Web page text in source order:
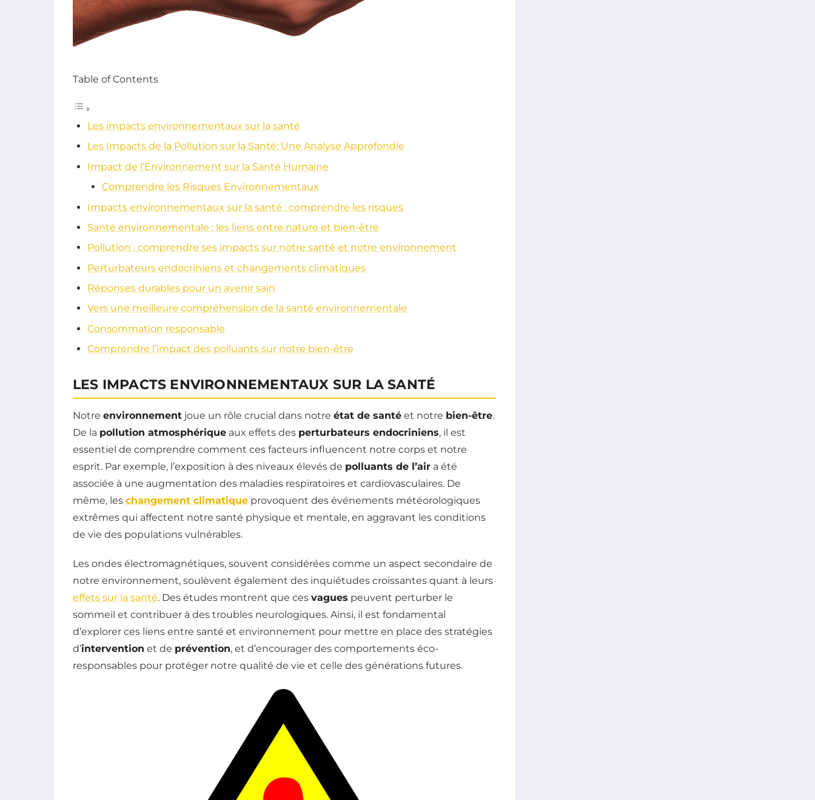
Table of Contents
Les impacts environnementaux sur la santé
Les Impacts de la Pollution sur la Santé: Une Analyse Approfondie
Impact de l’Environnement sur la Santé Humaine
Comprendre les Risques Environnementaux
Impacts environnementaux sur la santé : comprendre les risques
Santé environnementale : les liens entre nature et bien-être
Pollution : comprendre ses impacts sur notre santé et notre environnement
Perturbateurs endocriniens et changements climatiques
Réponses durables pour un avenir sain
Vers une meilleure compréhension de la santé environnementale
Consommation responsable
Comprendre l’impact des polluants sur notre bien-être
LES IMPACTS ENVIRONNEMENTAUX SUR LA SANTÉ
Notre environnement joue un rôle crucial dans notre état de santé et notre bien-être.
De la pollution atmosphérique aux effets des perturbateurs endocriniens, il est
essentiel de comprendre comment ces facteurs influencent notre corps et notre
esprit. Par exemple, l’exposition à des niveaux élevés de polluants de l’air a été
associée à une augmentation des maladies respiratoires et cardiovasculaires. De
même, les changement climatique provoquent des événements météorologiques
extrêmes qui affectent notre santé physique et mentale, en aggravant les conditions
de vie des populations vulnérables.
Les ondes électromagnétiques, souvent considérées comme un aspect secondaire de
notre environnement, soulèvent également des inquiétudes croissantes quant à leurs
effets sur la santé. Des études montrent que ces vagues peuvent perturber le
sommeil et contribuer à des troubles neurologiques. Ainsi, il est fondamental
d’explorer ces liens entre santé et environnement pour mettre en place des stratégies
d’intervention et de prévention, et d’encourager des comportements éco-
responsables pour protéger notre qualité de vie et celle des générations futures.